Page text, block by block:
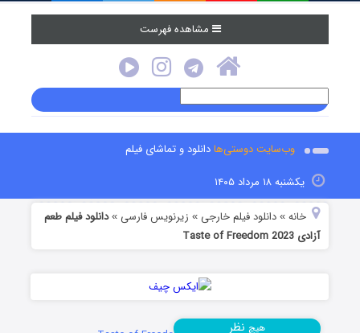
مشاهده فهرست
وب‌سایت دوستی‌هادانلود و تماشای فیلم
یکشنبه ۱۸ مرداد ۱۴۰۵
خانه »دانلود فیلم خارجی » زیرنویس فارسی »دانلود فیلم طعم
آزادی Taste of Freedom 2023
هیچ نظر